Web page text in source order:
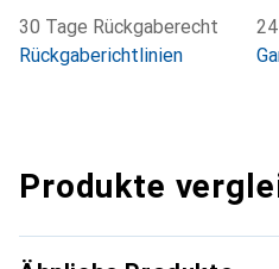
30 Tage Rückgaberecht
Rückgaberichtlinien
Produkte